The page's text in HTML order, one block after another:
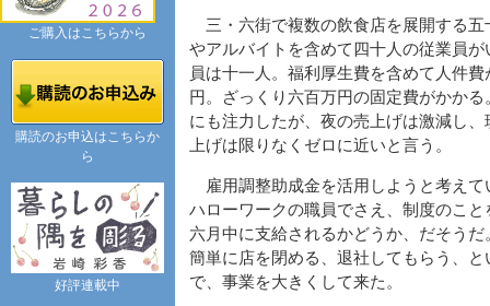
三・六街で複数の飲食店を展開する五
やアルバイトを含めて四十人の従業員
員は十一人。福利厚生費を含めて人件
円。ざっくり六百万円の固定費がかか
にも注力したが、夜の売上げは激減し
上げは限りなくゼロに近いと言う。
雇用調整助成金を活用しようと考えて
ハローワークの職員でさえ、制度のこ
六月中に支給されるかどうか、だそう
簡単に店を閉める、退社してもらう、
で、事業を大きくして来た。
ご購入はこちらから
購読のお申込はこちらか
ら
好評連載中